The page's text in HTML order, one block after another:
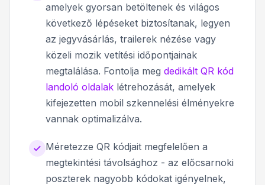
amelyek gyorsan betöltenek és világos
következő lépéseket biztosítanak, legyen
az jegyvásárlás, trailerek nézése vagy
közeli mozik vetítési időpontjainak
megtalálása. Fontolja meg dedikált QR kód
landoló oldalak létrehozását, amelyek
kifejezetten mobil szkennelési élményekre
vannak optimalizálva.
Méretezze QR kódjait megfelelően a
megtekintési távolsághoz - az előcsarnoki
poszterek nagyobb kódokat igényelnek,